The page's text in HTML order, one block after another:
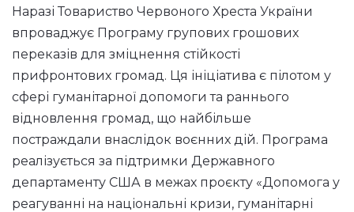
Наразі Товариство Червоного Хреста України
впроваджує Програму групових грошових
переказів для зміцнення стійкості
прифронтових громад. Ця ініціатива є пілотом у
сфері гуманітарної допомоги та раннього
відновлення громад, що найбільше
постраждали внаслідок воєнних дій. Програма
реалізується за підтримки Державного
департаменту США в межах проєкту «Допомога у
реагуванні на національні кризи, гуманітарні